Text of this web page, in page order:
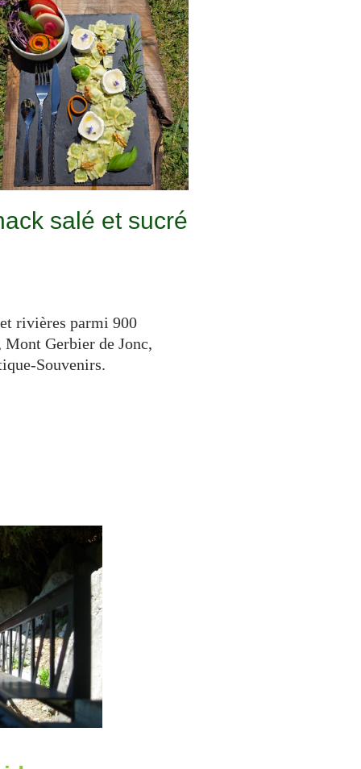
salé et sucré
rivières parmi 900
Mont Gerbier de Jonc,
Souvenirs.